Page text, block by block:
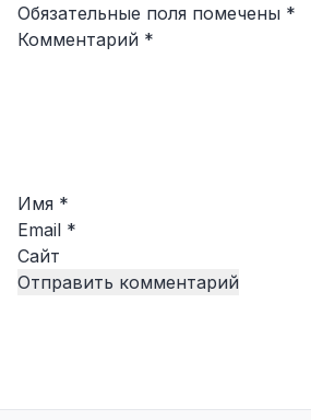
Обязательные поля помечены *
Комментарий *
Имя *
Email *
Сайт